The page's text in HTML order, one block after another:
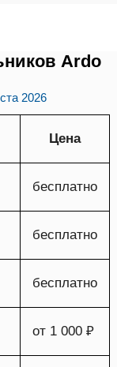
Ardo
2026
Цена
бесплатно
бесплатно
бесплатно
от 1 000 ₽